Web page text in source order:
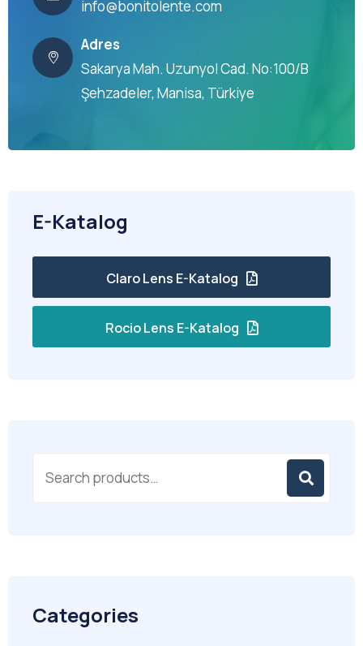
info@bonitolente.com
Adres
Sakarya Mah. Uzunyol Cad. No:100/B
Şehzadeler, Manisa, Türkiye
E-Katalog
Claro Lens E-Katalog
Rocio Lens E-Katalog
Categories